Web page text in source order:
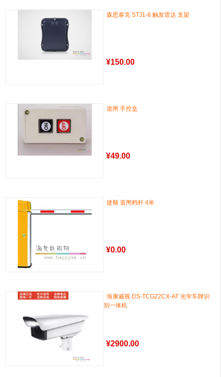
森思泰克 STJ1-6 触发雷达 支架
¥150.00
道闸 手控盒
¥49.00
捷顺 道闸档杆 4米
¥0.00
海康威视 DS-TCG22CX-AT 光学车牌识
别一体机
¥2900.00